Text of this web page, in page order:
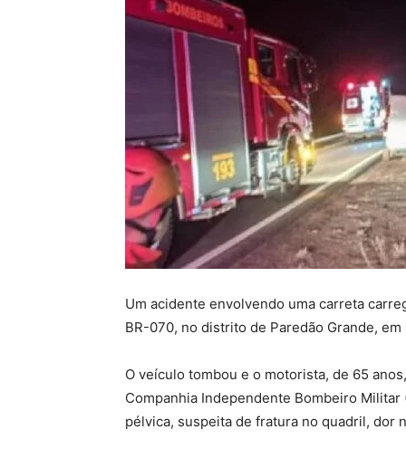
Um acidente envolvendo uma carreta
BR-070, no distrito de Paredão Grande,
O veículo tombou e o motorista, de 65
Companhia Independente Bombeiro Militar
pélvica, suspeita de fratura no quadril, dor